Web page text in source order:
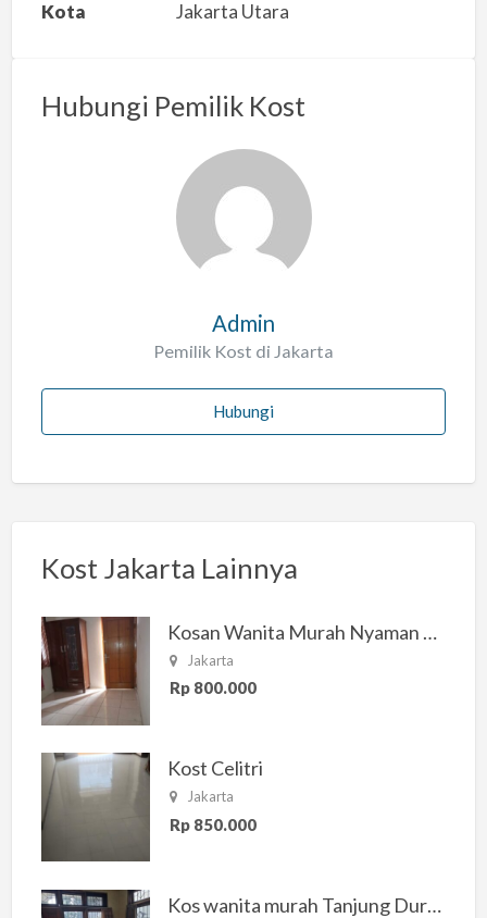
s
Kota Jakarta Utara
Hubungi Pemilik Kost
Admin
Pemilik Kost di Jakarta
Hubungi
Kost Jakarta Lainnya
Kosan Wanita Murah Nyaman di Jakarta Selatan
Jakarta
Rp 800.000
Kost Celitri
Jakarta
Rp 850.000
Kos wanita murah Tanjung Duren Jakarta Barat